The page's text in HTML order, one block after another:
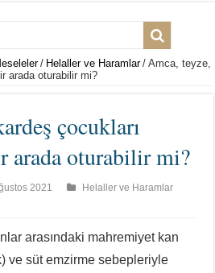
/ Helaller ve Haramlar / Amca, teyze,
arada oturabilir mi?
çocukları
arada oturabilir mi?
2021
Helaller ve Haramlar
arasındaki mahremiyet kan
ve süt emzirme sebepleriyle